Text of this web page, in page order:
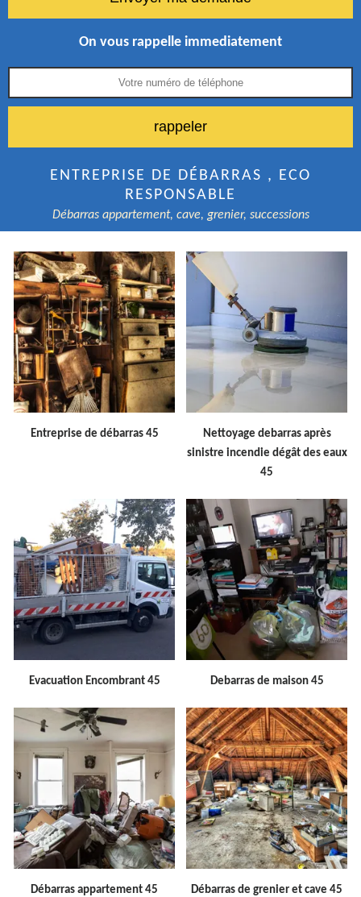
On vous rappelle immediatement
ENTREPRISE DE DÉBARRAS , ECO
RESPONSABLE
Débarras appartement, cave, grenier, successions
Entreprise de débarras 45
Nettoyage debarras après
sinistre incendie dégât des eaux
45
Evacuation Encombrant 45 Debarras de maison 45
Débarras appartement 45 Débarras de grenier et cave 45